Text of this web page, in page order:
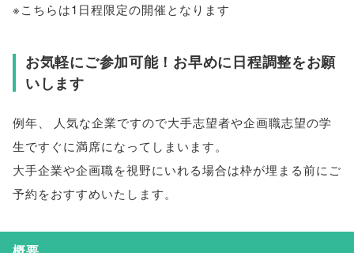
※こちらは1日程限定の開催となります
お気軽にご参加可能！お早めに日程調整をお願
いします
例年
人気な企業ですので大手志望者や企画職志望の学
生ですぐに満席になってしまいます。
大手企業や企画職を視野にいれる場合は枠が埋まる前にご
予約をおすすめいたします。